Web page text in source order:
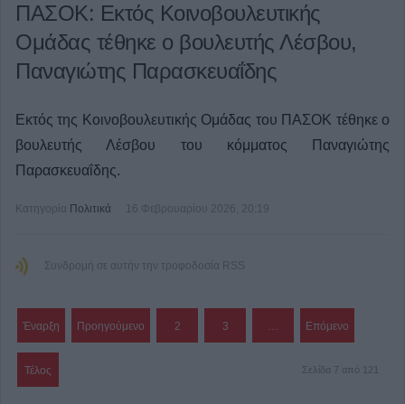
ΠΑΣΟΚ: Εκτός Κοινοβουλευτικής
Ομάδας τέθηκε ο βουλευτής Λέσβου,
Παναγιώτης Παρασκευαΐδης
Εκτός της Κοινοβουλευτικής Ομάδας του ΠΑΣΟΚ τέθηκε ο
βουλευτής Λέσβου του κόμματος Παναγιώτης
Παρασκευαΐδης.
Κατηγορία Πολιτικά 16 Φεβρουαρίου 2026, 20:19
Συνδρομή σε αυτήν την τροφοδοσία RSS
Έναρξη Προηγούμενο 2 3 … Επόμενο
Τέλος Σελίδα 7 από 121